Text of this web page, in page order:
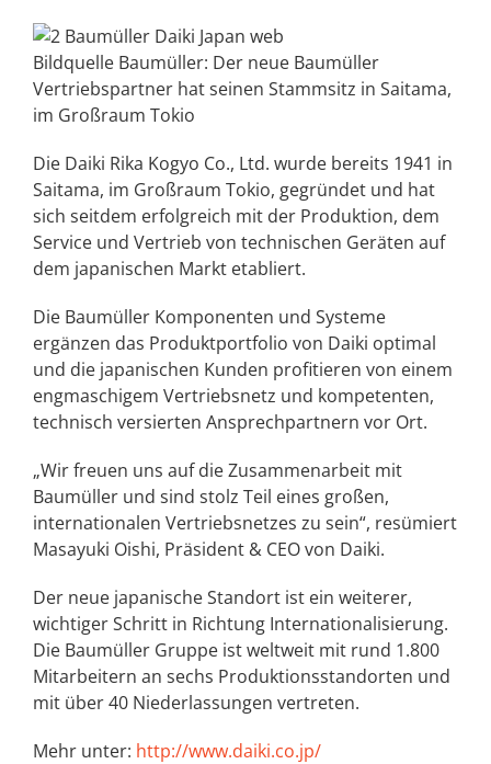
Bildquelle Baumüller: Der neue Baumüller
Vertriebspartner hat seinen Stammsitz in Saitama,
im Großraum Tokio
Die Daiki Rika Kogyo Co., Ltd. wurde bereits 1941 in
Saitama, im Großraum Tokio, gegründet und hat
sich seitdem erfolgreich mit der Produktion, dem
Service und Vertrieb von technischen Geräten auf
dem japanischen Markt etabliert.
Die Baumüller Komponenten und Systeme
ergänzen das Produktportfolio von Daiki optimal
und die japanischen Kunden profitieren von einem
engmaschigem Vertriebsnetz und kompetenten,
technisch versierten Ansprechpartnern vor Ort.
„Wir freuen uns auf die Zusammenarbeit mit
Baumüller und sind stolz Teil eines großen,
internationalen Vertriebsnetzes zu sein“, resümiert
Masayuki Oishi, Präsident & CEO von Daiki.
Der neue japanische Standort ist ein weiterer,
wichtiger Schritt in Richtung Internationalisierung.
Die Baumüller Gruppe ist weltweit mit rund 1.800
Mitarbeitern an sechs Produktionsstandorten und
mit über 40 Niederlassungen vertreten.
Mehr unter: http://www.daiki.co.jp/